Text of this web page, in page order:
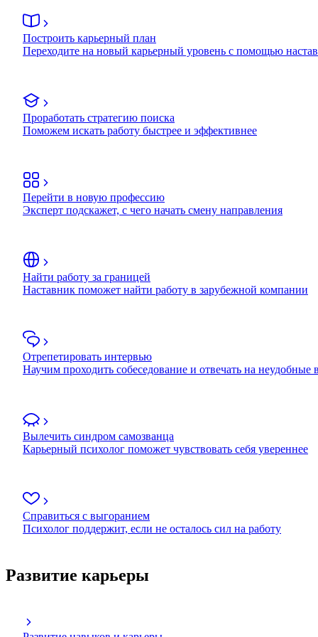
Построить карьерный план
Переходите на новый карьерный уровень с помощью
Проработать стратегию поиска
Поможем искать работу быстрее и эффективнее
Перейти в новую профессию
Эксперт подскажет, с чего начать смену направления
Найти работу за границей
Наставник поможет найти работу в зарубежной компании
Отрепетировать интервью
Научим проходить собеседование и отвечать на неудобные
Вылечить синдром самозванца
Карьерный психолог поможет чувствовать себя увереннее
Справиться с выгоранием
Психолог поддержит, если не осталось сил на работу
Развитие карьеры